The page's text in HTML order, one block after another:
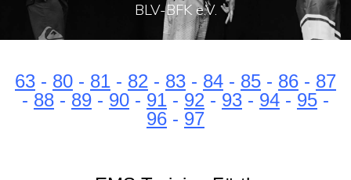
BLV-BFK e.V.
63 - 80 - 81 - 82 - 83 - 84 - 85 - 86 - 87
- 88 - 89 - 90 - 91 - 92 - 93 - 94 - 95 -
96 - 97